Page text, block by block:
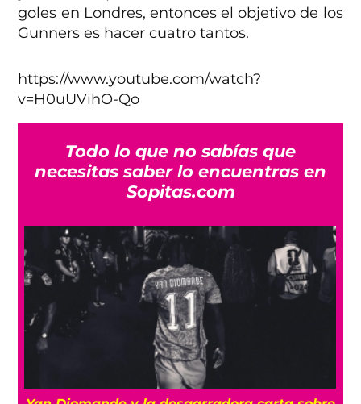
goles en Londres, entonces el objetivo de los
Gunners es hacer cuatro tantos.
https://www.youtube.com/watch?
v=H0uUVihO-Qo
Todo lo que no sabías que
necesitas saber lo encuentras en
Sopitas.com